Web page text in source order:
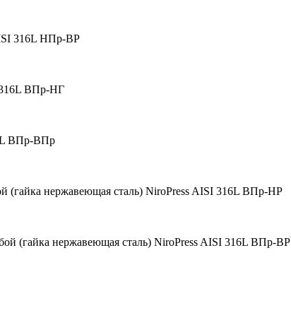
316L НПр-ВР
316L ВПр-НГ
ВПр-ВПр
(гайка нержавеющая сталь) NiroPress AISI 316L ВПр-НР
(гайка нержавеющая сталь) NiroPress AISI 316L ВПр-ВР